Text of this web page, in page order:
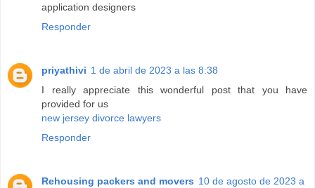
application designers
Responder
priyathivi 1 de abril de 2023 a las 8:38
I really appreciate this wonderful post that you have
provided for us
new jersey divorce lawyers
Responder
Rehousing packers and movers 10 de agosto de 2023 a